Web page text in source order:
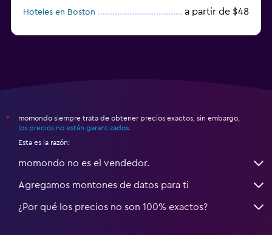
Hoteles en Boston a partir de $48
*
momondo siempre trata de obtener precios exactos, sin embargo,
los precios no están garantizados
Esta es la razón:
momondo no es el vendedor.
Agregamos montones de datos para ti
¿Por qué los precios no son 100% exactos?